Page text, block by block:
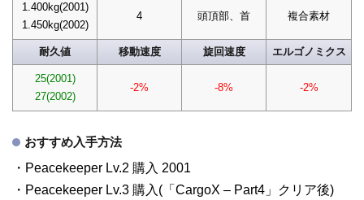
1.400kg(2001)
1.450kg(2002)
4 頭頂部、首 複合素材
耐久値 移動速度 旋回速度 エルゴノミクス
25(2001)
27(2002)
-2% -8% -2%
おすすめ入手方法
・Peacekeeper Lv.2 購入 2001
・Peacekeeper Lv.3 購入(「CargoX – Part4」クリア後)